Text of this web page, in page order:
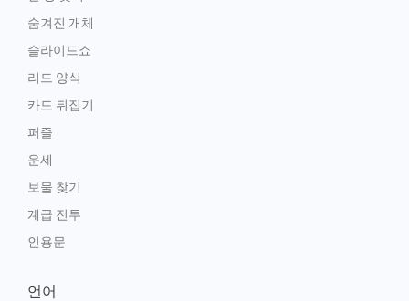
숨겨진 개체
슬라이드쇼
리드 양식
카드 뒤집기
퍼즐
운세
보물 찾기
계급 전투
인용문
언어